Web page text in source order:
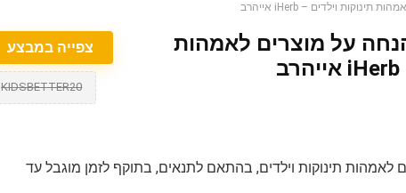
20% הנחה על מוצרים לאמהות
צפייה במבצע
KIDSBETTER20
לאמהות תינוקות וילדים, בהתאם לתנאים, בתוקף לזמן מוגבל עד